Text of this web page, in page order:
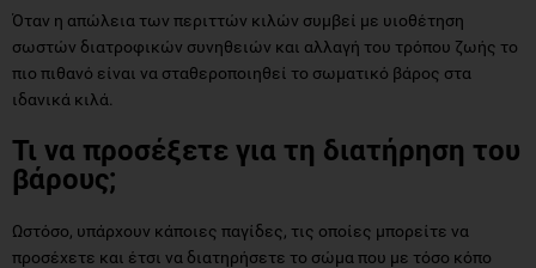
Όταν η απώλεια των περιττών κιλών συμβεί με υιοθέτηση
σωστών διατροφικών συνηθειών και αλλαγή του τρόπου ζωής το
πιο πιθανό είναι να σταθεροποιηθεί το σωματικό βάρος στα
ιδανικά κιλά.
Τι να προσέξετε για τη διατήρηση του
βάρους;
Ωστόσο, υπάρχουν κάποιες παγίδες, τις οποίες μπορείτε να
προσέχετε και έτσι να διατηρήσετε το σώμα που με τόσο κόπο